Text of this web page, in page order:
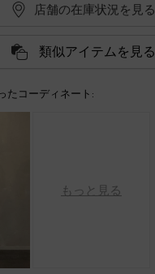
店舗の在庫状況を見る
類似アイテムを見る
たコーディネート:
もっと見る